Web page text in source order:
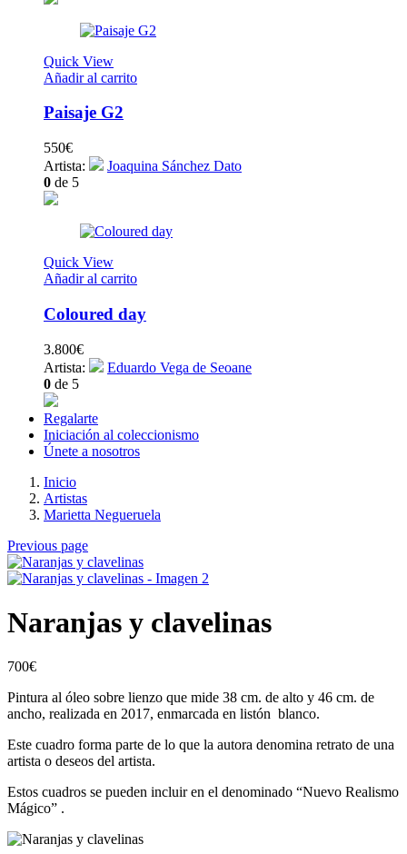
Quick View
Añadir al carrito
Paisaje G2
550€
Artista:
Joaquina Sánchez Dato
0 de 5
Quick View
Añadir al carrito
Coloured day
3.800€
Artista:
Eduardo Vega de Seoane
0 de 5
Regalarte
Iniciación al coleccionismo
Únete a nosotros
Inicio
Artistas
Marietta Negueruela
Previous page
Naranjas y clavelinas
700€
Pintura al óleo sobre lienzo que mide 38 cm. de alto y 46 cm. de
ancho, realizada en 2017, enmarcada en listón blanco.
Este cuadro forma parte de lo que la autora denomina retrato de una
artista o deseos del artista.
Estos cuadros se pueden incluir en el denominado “Nuevo Realismo
Mágico” .